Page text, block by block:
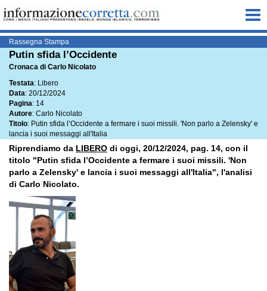
Rassegna Stampa
Putin sfida l’Occidente
Cronaca di Carlo Nicolato
Testata: Libero
Data: 20/12/2024
Pagina: 14
Autore: Carlo Nicolato
Titolo: Putin sfida l’Occidente a fermare i suoi missili. 'Non parlo a Zelensky' e
lancia i suoi messaggi all'Italia
Riprendiamo da LIBERO di oggi, 20/12/2024, pag. 14, con il
titolo "Putin sfida l’Occidente a fermare i suoi missili. 'Non
parlo a Zelensky' e lancia i suoi messaggi all'Italia", l'analisi
di Carlo Nicolato.